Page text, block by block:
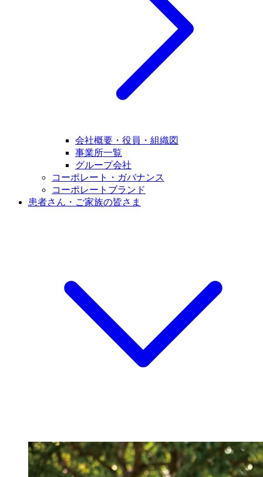
会社概要・役員・組織図
事業所一覧
グループ会社
コーポレート・ガバナンス
コーポレートブランド
患者さん・ご家族の皆さま